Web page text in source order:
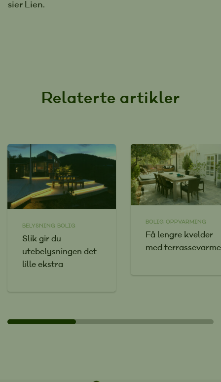
sier Lien.
Relaterte artikler
BELYSNING BOLIG
Slik gir du
utebelysningen det
lille ekstra
BOLIG OPPVARMING
Få lengre kvelder
med